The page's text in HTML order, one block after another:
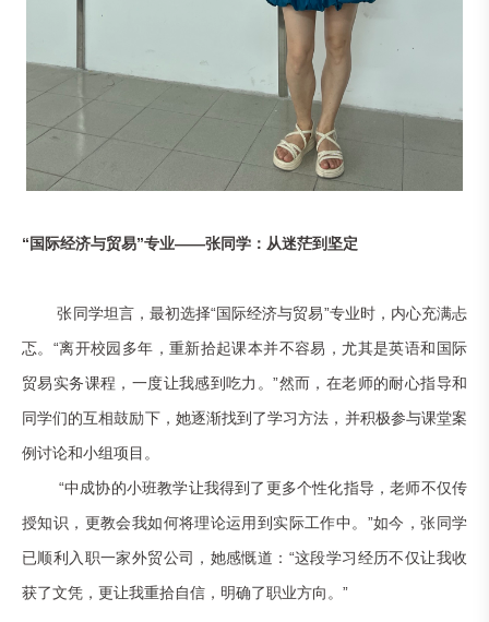
“国际经济与贸易”专业——张同学：从迷茫到坚定
张同学坦言，最初选择“国际经济与贸易”专业时，内心充满忐
忑。“离开校园多年，重新拾起课本并不容易，尤其是英语和国际
贸易实务课程，一度让我感到吃力。”然而，在老师的耐心指导和
同学们的互相鼓励下，她逐渐找到了学习方法，并积极参与课堂案
例讨论和小组项目。
“中成协的小班教学让我得到了更多个性化指导，老师不仅传
授知识，更教会我如何将理论运用到实际工作中。”如今，张同学
已顺利入职一家外贸公司，她感慨道：“这段学习经历不仅让我收
获了文凭，更让我重拾自信，明确了职业方向。”